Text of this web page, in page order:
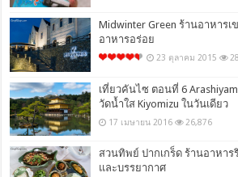
Midwinter Green ร้านอาหาร
อาหารอร่อย
23 ตุลาคม 2015
เที่ยวคันไซ ตอนที่ 6
วัดน้ำใส Kiyomizu ในวันเดียว
17 เมษายน 2016 26,876
สวนทิพย์ ปากเกร็ด ร้านอาหา
และบรรยากาศ